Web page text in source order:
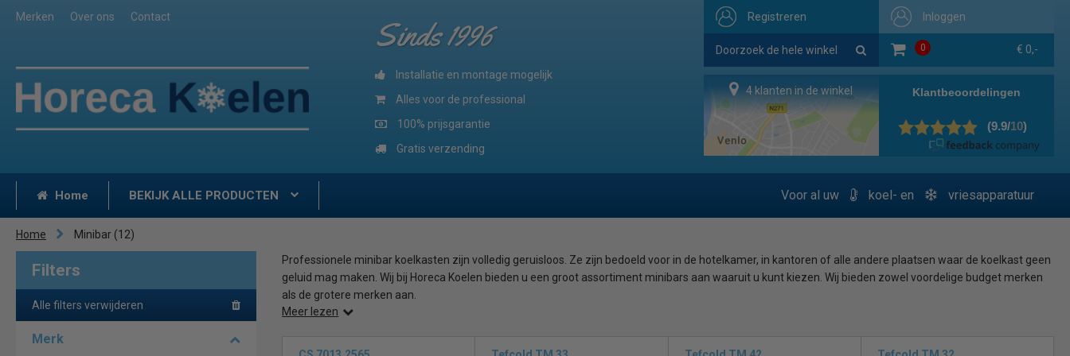
Merken Over ons Contact Inloggen
0 € 0,-
Registreren
Sinds 1996
Installatie en montage mogelijk
Alles voor de professional
100% prijsgarantie
Gratis verzending
4 klanten in de winkel
Home BEKIJK ALLE PRODUCTEN Voor al uw koel- en vriesapparatuur
Home Minibar (12)
Filters
Alle filters verwijderen
Merk
Professionele minibar koelkasten zijn volledig geruisloos. Ze zijn bedoeld voor in de hotelkamer, in kantoren of alle andere plaatsen waar de koelkast geen
geluid mag maken. Wij bij Horeca Koelen bieden u een groot assortiment minibars aan waaruit u kunt kiezen. Wij bieden zowel voordelige budget merken
als de grotere merken aan.
Meer lezen